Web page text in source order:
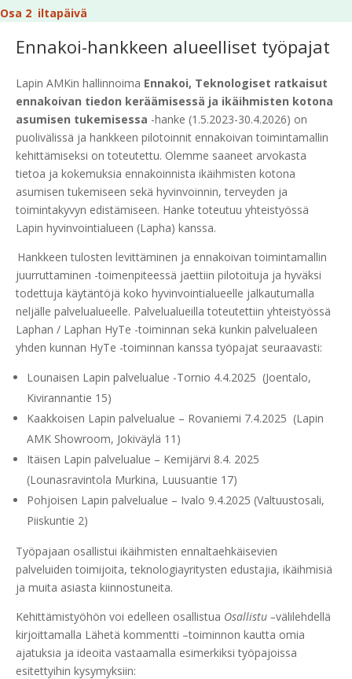
Osa 2 iltapäivä
Ennakoi-hankkeen alueelliset työpajat
Lapin AMKin hallinnoima Ennakoi, Teknologiset ratkaisut
ennakoivan tiedon keräämisessä ja ikäihmisten kotona
asumisen tukemisessa -hanke (1.5.2023-30.4.2026) on
puolivälissä ja hankkeen pilotoinnit ennakoivan toimintamallin
kehittämiseksi on toteutettu. Olemme saaneet arvokasta
tietoa ja kokemuksia ennakoinnista ikäihmisten kotona
asumisen tukemiseen sekä hyvinvoinnin, terveyden ja
toimintakyvyn edistämiseen. Hanke toteutuu yhteistyössä
Lapin hyvinvointialueen (Lapha) kanssa.
Hankkeen tulosten levittäminen ja ennakoivan toimintamallin
juurruttaminen -toimenpiteessä jaettiin pilotoituja ja hyväksi
todettuja käytäntöjä koko hyvinvointialueelle jalkautumalla
neljälle palvelualueelle. Palvelualueilla toteutettiin yhteistyössä
Laphan / Laphan HyTe -toiminnan sekä kunkin palvelualeen
yhden kunnan HyTe -toiminnan kanssa työpajat seuraavasti:
Lounaisen Lapin palvelualue -Tornio 4.4.2025 (Joentalo,
Kivirannantie 15)
Kaakkoisen Lapin palvelualue – Rovaniemi 7.4.2025 (Lapin
AMK Showroom, Jokiväylä 11)
Itäisen Lapin palvelualue – Kemijärvi 8.4. 2025
(Lounasravintola Murkina, Luusuantie 17)
Pohjoisen Lapin palvelualue – Ivalo 9.4.2025 (Valtuustosali,
Piiskuntie 2)
Työpajaan osallistui ikäihmisten ennaltaehkäisevien
palveluiden toimijoita, teknologiayritysten edustajia, ikäihmisiä
ja muita asiasta kiinnostuneita.
Kehittämistyöhön voi edelleen osallistua Osallistu –välilehdellä
kirjoittamalla Lähetä kommentti –toiminnon kautta omia
ajatuksia ja ideoita vastaamalla esimerkiksi työpajoissa
esitettyihin kysymyksiin: